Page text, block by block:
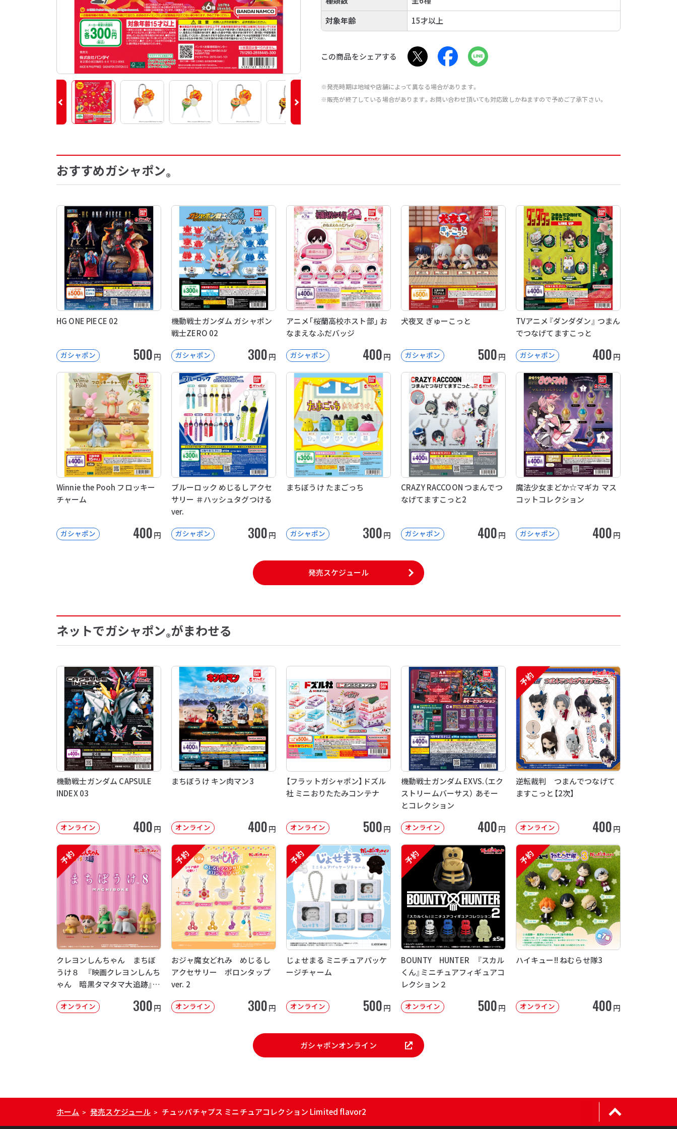
対象年齢
15才以上
この商品をシェアする
※発売時期は地域や店舗によって異なる場合があります。
※販売が終了している場合があります。お問い合わせ頂いても対応致しかねますので予めご了承下さい。
おすすめガシャポン®
HG ONE PIECE 02
ガシャポン 500円
機動戦士ガンダム ガシャポン
戦士ZERO 02
ガシャポン 300円
アニメ「桜蘭高校ホスト部」 お
なまえなふだバッジ
ガシャポン 400円
犬夜叉 ぎゅーこっと
ガシャポン 500円
TVアニメ『ダンダダン』 つまん
でつなげてますこっと
ガシャポン 400円
Winnie the Pooh フロッキー
チャーム
ガシャポン 400円
ブルーロック めじるしアクセ
サリー ＃ハッシュタグつける
ver.
ガシャポン 300円
まちぼうけ たまごっち
ガシャポン 300円
CRAZY RACCOON つまんでつ
なげてますこっと2
ガシャポン 400円
魔法少女まどか☆マギカ マス
コットコレクション
ガシャポン 400円
発売スケジュール
ネットでガシャポン®がまわせる
機動戦士ガンダム CAPSULE
INDEX 03
オンライン 400円
まちぼうけ キン肉マン3
オンライン 400円
【フラットガシャポン】ドズル
社 ミニおりたたみコンテナ
オンライン 500円
機動戦士ガンダム EXVS.（エク
ストリームバーサス） あそー
とコレクション
オンライン 400円
予約
逆転裁判 つまんでつなげて
ますこっと【2次】
オンライン 400円
予約
クレヨンしんちゃん まちぼ
うけ８ 『映画クレヨンしんち
ゃん 暗黒タマタマ大追跡』
オンライン 300円
予約
おジャ魔女どれみ めじるし
アクセサリー ポロンタップ
ver. 2
オンライン 300円
予約
じょせまる ミニチュアパッケ
ージチャーム
オンライン 500円
予約
BOUNTY HUNTER 『スカル
くん』ミニチュアフィギュアコ
レクション２
オンライン 500円
予約
ハイキュー!! ねむらせ隊3
オンライン 400円
ガシャポンオンライン
ホーム > 発売スケジュール > チュッパチャプス ミニチュアコレクション Limited flavor2